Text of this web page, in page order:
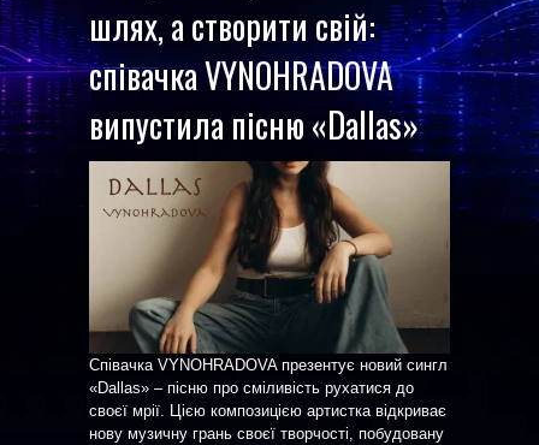
шлях, а створити свій:
співачка VYNOHRADOVA
випустила пісню «Dallas»
Співачка VYNOHRADOVA презентує новий сингл
«Dallas» – пісню про сміливість рухатися до
своєї мрії. Цією композицією артистка відкриває
нову музичну грань своєї творчості, побудовану